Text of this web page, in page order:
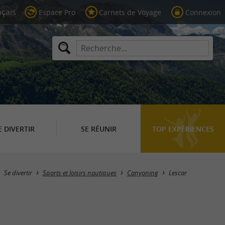
Espace Pro Carnets de Voyage Connexion
DIVERTIR SE RÉUNIR TOP EXPÉRIENCES
Masquer la carte
Se divertir Sports et loisirs nautiques Canyoning Lescar